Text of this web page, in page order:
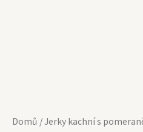
Domů / Jerky kachní s